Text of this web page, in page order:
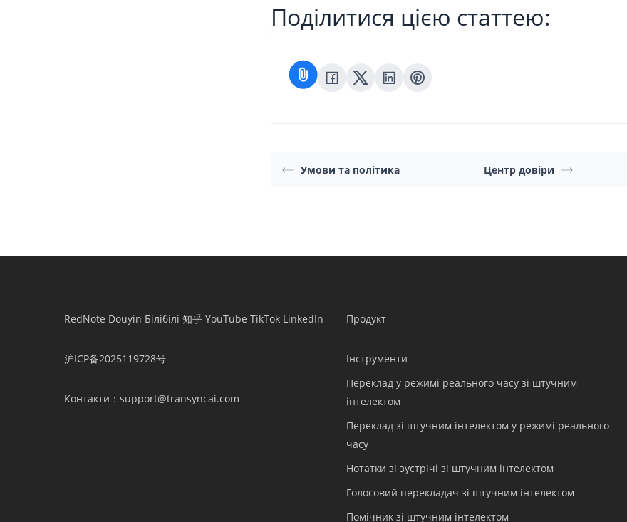
Поділитися цією статтею:
Умови та політика Центр довіри
RedNote Douyin Білібілі 知乎 YouTube TikTok LinkedIn
沪ICP备2025119728号
Контакти ：support@transyncai.com
Продукт
Інструменти
Переклад у режимі реального часу зі штучним
інтелектом
Переклад зі штучним інтелектом у режимі реального
часу
Нотатки зі зустрічі зі штучним інтелектом
Голосовий перекладач зі штучним інтелектом
Помічник зі штучним інтелектом